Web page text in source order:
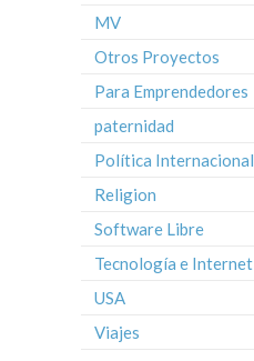
MV
Otros Proyectos
Para Emprendedores
paternidad
Política Internacional
Religion
Software Libre
Tecnología e Internet
USA
Viajes